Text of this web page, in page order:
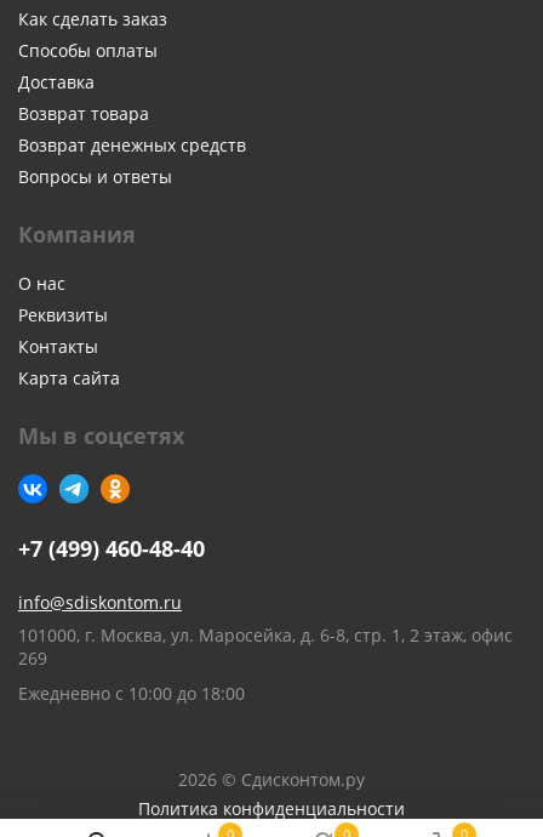
Как сделать заказ
Способы оплаты
Доставка
Возврат товара
Возврат денежных средств
Вопросы и ответы
Компания
О нас
Реквизиты
Контакты
Карта сайта
Мы в соцсетях
+7 (499) 460-48-40
info@sdiskontom.ru
101000, г. Москва, ул. Маросейка, д. 6-8, стр. 1, 2 этаж, офис
269
Ежедневно с 10:00 до 18:00
2026 © Сдисконтом.ру
Политика конфиденциальности